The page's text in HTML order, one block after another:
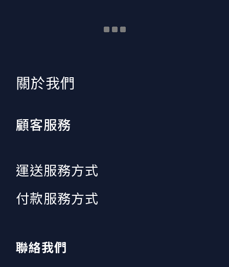
​關於我們
顧客服務
運送服務方式
付款服務方式
聯絡我們